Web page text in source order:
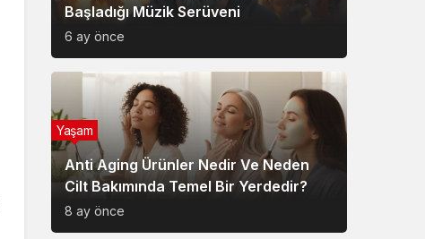
Başladığı Müzik Serüveni
6 ay önce
Anti Aging Ürünler Nedir Ve Neden
Cilt Bakımında Temel Bir Yerdedir?
8 ay önce
Yaşam